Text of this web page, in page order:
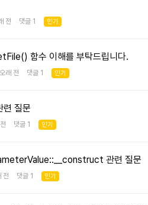
전 댓글 1 인기
함수 이해를 부탁드립니다.
오래 전 댓글 1 인기
질문
전 댓글 1 인기
관련 질문
전 댓글 1 인기